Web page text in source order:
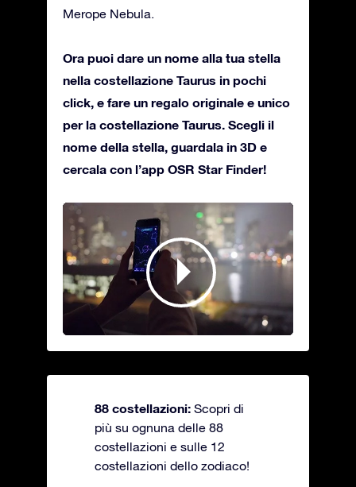
Merope Nebula.
Ora puoi dare un nome alla tua stella
nella costellazione Taurus in pochi
click, e fare un regalo originale e unico
per la costellazione Taurus. Scegli il
nome della stella, guardala in 3D e
cercala con l’app OSR Star Finder!
88 costellazioni: Scopri di
più su ognuna delle 88
costellazioni e sulle 12
costellazioni dello zodiaco!